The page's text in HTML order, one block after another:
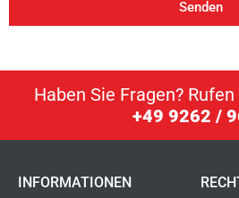
Senden
Haben Sie Fragen?
+49 9262 /
INFORMATIONEN